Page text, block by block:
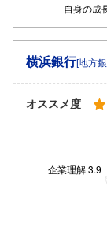
横浜銀行[地方
オススメ度